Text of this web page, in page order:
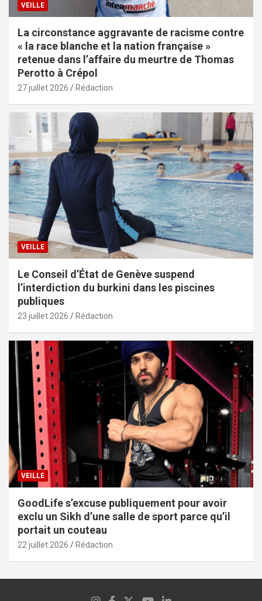
VEILLE
La circonstance aggravante de racisme contre
« la race blanche et la nation française »
retenue dans l’affaire du meurtre de Thomas
Perotto à Crépol
27 juillet 2026 Rédaction
VEILLE
Le Conseil d’État de Genève suspend
l’interdiction du burkini dans les piscines
publiques
23 juillet 2026 Rédaction
VEILLE
GoodLife s’excuse publiquement pour avoir
exclu un Sikh d’une salle de sport parce qu’il
portait un couteau
22 juillet 2026 Rédaction